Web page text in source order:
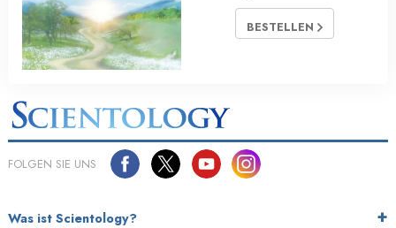
BESTELLEN
FOLGEN SIE UNS
Was ist Scientology?